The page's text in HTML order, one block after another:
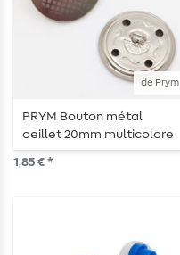
de Prym
PRYM Bouton métal
oeillet 20mm multicolore
- 1 pièce
1,85 € *